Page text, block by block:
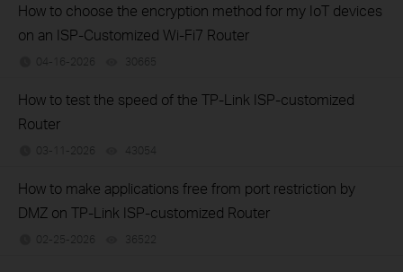
How to choose the encryption method for my IoT devices
on an ISP-Customized Wi-Fi7 Router
04-16-2026 30665
How to test the speed of the TP-Link ISP-customized
Router
03-11-2026 43054
How to make applications free from port restriction by
DMZ on TP-Link ISP-customized Router
02-25-2026 36522